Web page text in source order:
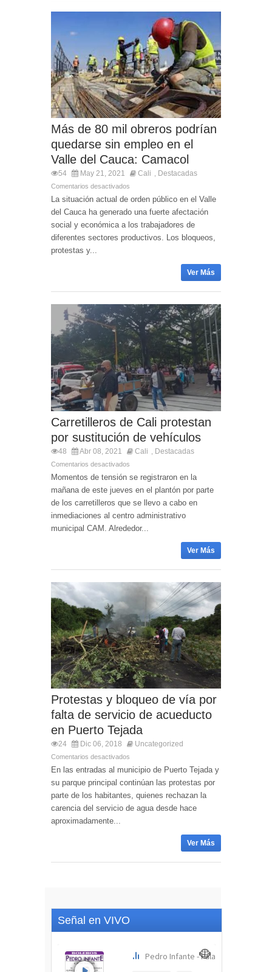
Más de 80 mil obreros podrían
quedarse sin empleo en el
Valle del Cauca: Camacol
54 May 21, 2021 Cali , Destacadas
Comentarios desactivados
La situación actual de orden público en el Valle
del Cauca ha generado una fuerte afectación
social y económica a los trabajadores de
diferentes sectores productivos. Los bloqueos,
protestas y...
Ver Más
Carretilleros de Cali protestan
por sustitución de vehículos
48 Abr 08, 2021 Cali Destacadas
Comentarios desactivados
Momentos de tensión se registraron en la
mañana de este jueves en el plantón por parte
de los carretilleros que se llevo a cabo en
inmediaciones al centro administrativo
municipal CAM. Alrededor...
Ver Más
Protestas y bloqueo de vía por
falta de servicio de acueducto
en Puerto Tejada
24 Dic 06, 2018 Uncategorized
Comentarios desactivados
En las entradas al municipio de Puerto Tejada y
su parque principal continúan las protestas por
parte de los habitantes, quienes rechazan la
carencia del servicio de agua desde hace
aproximadamente...
Ver Más
Señal en VIVO